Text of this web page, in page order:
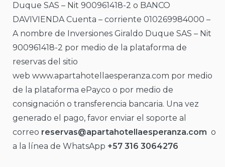
Duque SAS – Nit 900961418-2 o BANCO
DAVIVIENDA Cuenta – corriente 010269984000 –
A nombre de Inversiones Giraldo Duque SAS – Nit
900961418-2 por medio de la plataforma de
reservas del sitio
web www.apartahotellaesperanza.com por medio
de la plataforma ePayco o por medio de
consignación o transferencia bancaria. Una vez
generado el pago, favor enviar el soporte al
correo reservas@apartahotellaesperanza.com o
a la línea de WhatsApp +57 316 3064276